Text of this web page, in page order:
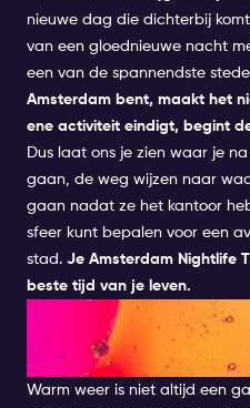
nieuwe dag die dichterbij
van een gloednieuwe nacht
een van de spannendste
Amsterdam bent, maakt het
ene activiteit eindigt, begint
Dus laat ons je zien waar je
gaan, de weg wijzen naar
gaan nadat ze het kantoor
sfeer kunt bepalen voor een
stad. Je Amsterdam Nightlife
beste tijd van je leven.
Probeer eens
Foodhallen
Warm weer is niet altijd een